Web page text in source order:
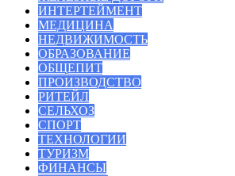
ИНТЕРТЕЙМЕНТ
МЕДИЦИНА
НЕДВИЖИМОСТЬ
ОБРАЗОВАНИЕ
ОБЩЕПИТ
ПРОИЗВОДСТВО
РИТЕЙЛ
СЕЛЬХОЗ
СПОРТ
ТЕХНОЛОГИИ
ТУРИЗМ
ФИНАНСЫ